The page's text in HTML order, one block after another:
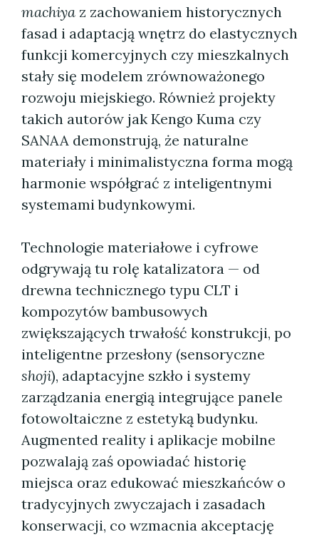
machiya z zachowaniem historycznych
fasad i adaptacją wnętrz do elastycznych
funkcji komercyjnych czy mieszkalnych
stały się modelem zrównoważonego
rozwoju miejskiego. Również projekty
takich autorów jak Kengo Kuma czy
SANAA demonstrują, że naturalne
materiały i minimalistyczna forma mogą
harmonie współgrać z inteligentnymi
systemami budynkowymi.
Technologie materiałowe i cyfrowe
odgrywają tu rolę katalizatora — od
drewna technicznego typu CLT i
kompozytów bambusowych
zwiększających trwałość konstrukcji, po
inteligentne przesłony (sensoryczne
shoji), adaptacyjne szkło i systemy
zarządzania energią integrujące panele
fotowoltaiczne z estetyką budynku.
Augmented reality i aplikacje mobilne
pozwalają zaś opowiadać historię
miejsca oraz edukować mieszkańców o
tradycyjnych zwyczajach i zasadach
konserwacji, co wzmacnia akceptację